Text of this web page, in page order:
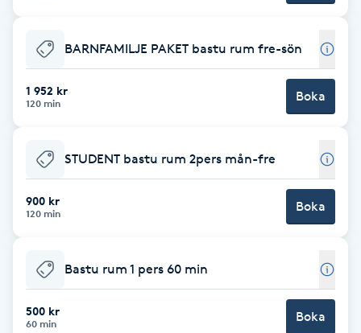
Japansk massage
K
Katun fransar
Keratinbehandling
BARNFAMILJE PAKET bastu rum fre-sön
1 952 kr
120 min Boka
STUDENT bastu rum 2pers mån-fre
900 kr
120 min Boka
Bastu rum 1 pers 60 min
500 kr
60 min Boka